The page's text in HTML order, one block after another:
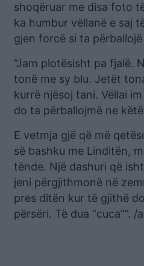
shoqëruar me disa foto
ka humbur vëllanë e saj
gjen forcë si ta
“Jam plotësisht pa fjalë.
tonë me sy blu. Jetët
kurrë njësoj tani. Vëllai
do ta përballojmë ne
E vetmja gjë që më
së bashku me Linditën,
tënde. Një dashuri që
jeni përgjithmonë në
pres ditën kur të gjithë
përsëri. Të dua “cuca””. /